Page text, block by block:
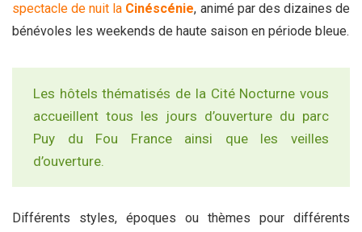
spectacle de nuit la Cinéscénie, animé par des dizaines de
bénévoles les weekends de haute saison en période bleue.
Les hôtels thématisés de la Cité Nocturne vous
accueillent tous les jours d’ouverture du parc
Puy du Fou France ainsi que les veilles
d’ouverture.
Différents styles, époques ou thèmes pour différents